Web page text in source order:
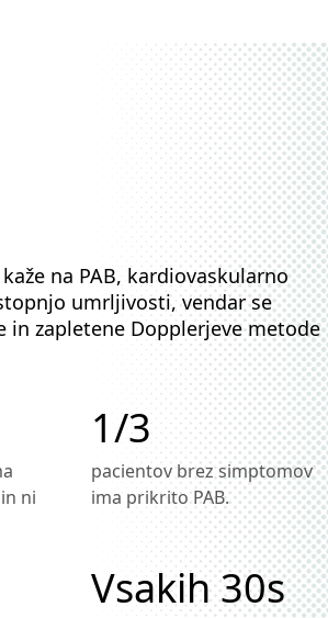
na PAB, kardiovaskularno
umrljivosti, vendar se
in zapletene Dopplerjeve metode
ni
1/3
pacientov brez simptomov
ima prikrito PAB.
Vsakih 30s